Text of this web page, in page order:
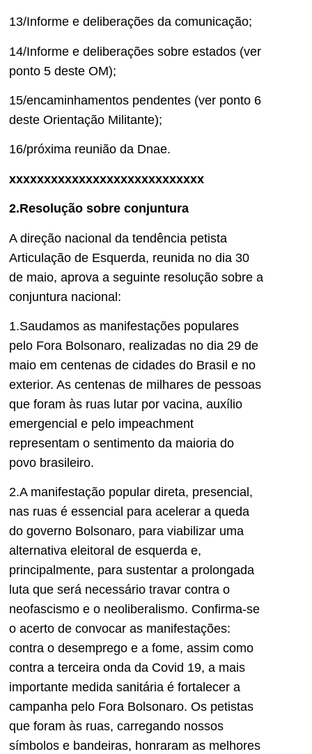
13/Informe e deliberações da comunicação;
14/Informe e deliberações sobre estados (ver
ponto 5 deste OM);
15/encaminhamentos pendentes (ver ponto 6
deste Orientação Militante);
16/próxima reunião da Dnae.
xxxxxxxxxxxxxxxxxxxxxxxxxxxx
2.Resolução sobre conjuntura
A direção nacional da tendência petista
Articulação de Esquerda, reunida no dia 30
de maio, aprova a seguinte resolução sobre a
conjuntura nacional:
1.Saudamos as manifestações populares
pelo Fora Bolsonaro, realizadas no dia 29 de
maio em centenas de cidades do Brasil e no
exterior. As centenas de milhares de pessoas
que foram às ruas lutar por vacina, auxílio
emergencial e pelo impeachment
representam o sentimento da maioria do
povo brasileiro.
2.A manifestação popular direta, presencial,
nas ruas é essencial para acelerar a queda
do governo Bolsonaro, para viabilizar uma
alternativa eleitoral de esquerda e,
principalmente, para sustentar a prolongada
luta que será necessário travar contra o
neofascismo e o neoliberalismo. Confirma-se
o acerto de convocar as manifestações:
contra o desemprego e a fome, assim como
contra a terceira onda da Covid 19, a mais
importante medida sanitária é fortalecer a
campanha pelo Fora Bolsonaro. Os petistas
que foram às ruas, carregando nossos
símbolos e bandeiras, honraram as melhores